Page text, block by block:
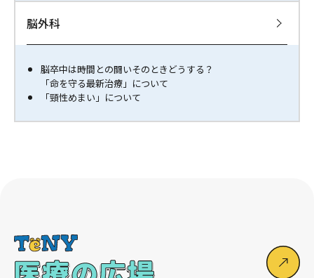
脳外科
脳卒中は時間との闘いそのときどうする？
「命を守る最新治療」について
「頸性めまい」について